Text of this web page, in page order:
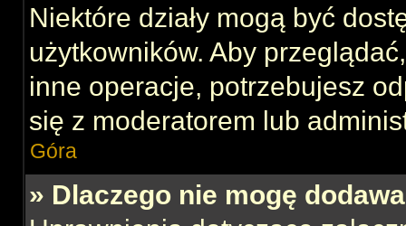
Niektóre działy mogą być
użytkowników. Aby
inne operacje, potrzebujesz
się z moderatorem lub
Góra
» Dlaczego nie mogę